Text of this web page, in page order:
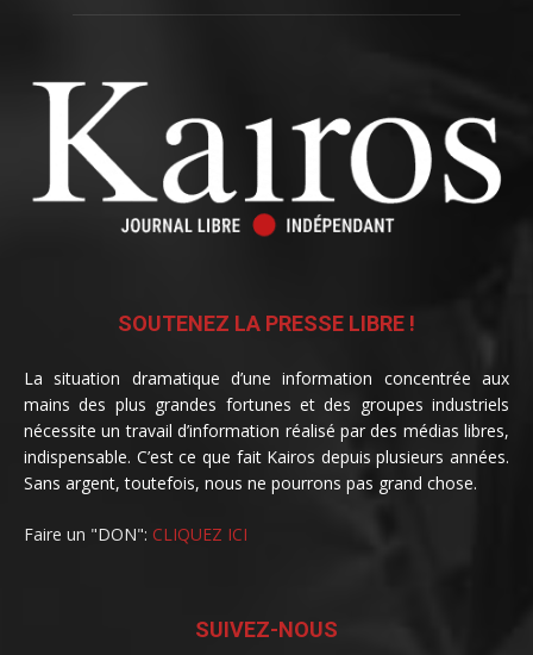
SOUTENEZ LA PRESSE LIBRE !
La situation dramatique d’une information concentrée aux
mains des plus grandes fortunes et des groupes industriels
nécessite un travail d’information réalisé par des médias libres,
indispensable. C’est ce que fait Kairos depuis plusieurs années.
Sans argent, toutefois, nous ne pourrons pas grand chose.
Faire un "DON": CLIQUEZ ICI
SUIVEZ-NOUS